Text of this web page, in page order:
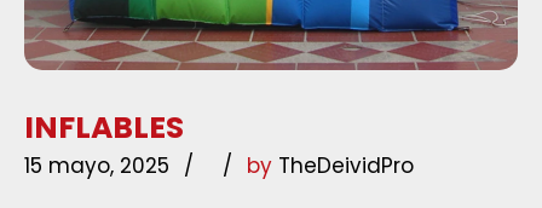
INFLABLES
15 mayo, 2025 by TheDeividPro